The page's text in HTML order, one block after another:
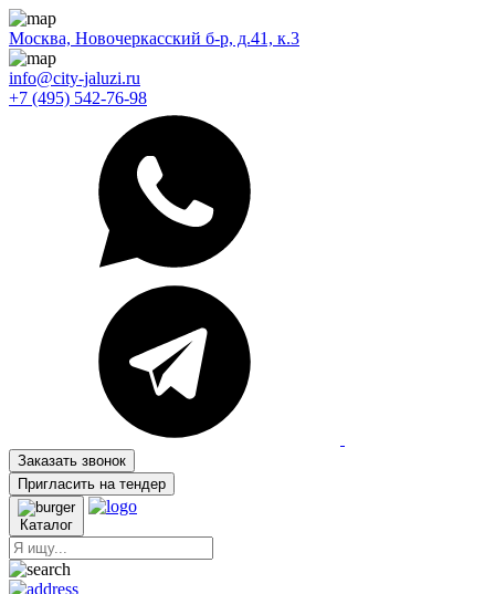
Москва, Новочеркасский б-р, д.41, к.3
info@city-jaluzi.ru
+7 (495) 542-76-98
Заказать звонок
Пригласить на тендер
Каталог